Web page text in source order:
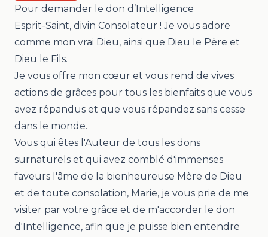
Pour demander le don d’Intelligence
Esprit-Saint, divin Consolateur ! Je vous adore
comme mon vrai Dieu, ainsi que Dieu le Père et
Dieu le Fils.
Je vous offre mon cœur et vous rend de vives
actions de grâces pour tous les bienfaits que vous
avez répandus et que vous répandez sans cesse
dans le monde.
Vous qui êtes l'Auteur de tous les dons
surnaturels et qui avez comblé d'immenses
faveurs l'âme de la bienheureuse Mère de Dieu
et de toute consolation, Marie, je vous prie de me
visiter par votre grâce et de m'accorder le don
d'Intelligence, afin que je puisse bien entendre